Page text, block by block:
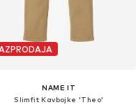
NAME IT
Slimfit Kavbojke 'Theo'